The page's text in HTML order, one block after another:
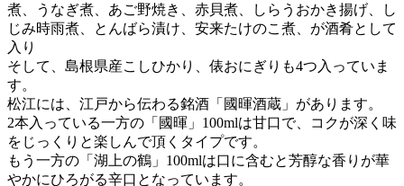
煮、うなぎ煮、あご野焼き、赤貝煮、しらうおかき揚げ、し
じみ時雨煮、とんばら漬け、安来たけのこ煮、が酒肴として
入り
そして、島根県産こしひかり、俵おにぎりも4つ入っていま
す。
松江には、江戸から伝わる銘酒「國暉酒蔵」があります。
2本入っている一方の「國暉」100mlは甘口で、コクが深く味
をじっくりと楽しんで頂くタイプです。
もう一方の「湖上の鶴」100mlは口に含むと芳醇な香りが華
やかにひろがる辛口となっています。